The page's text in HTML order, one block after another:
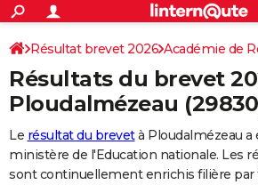
ACTUALITÉS
Politique
Société
Faits Divers
Education
Monde
Villes
+
SPORT
Coupe du monde 2026
Football
Tennis
Cyclisme
Rugby
Forum
CULTURE
FINANCE
Retraite
Impôts
Epargne
Immobilier
Risques naturels par ville
Banque
Assurance
Crédit
S'inscrire
Connexion
Résultat brevet 2026 Académie de
Résultats du brevet
Ploudalmézeau
Le résultat du brevetà Ploudalmézeau a
ministère de l'Education nationale. Les
sont continuellement enrichis filière par